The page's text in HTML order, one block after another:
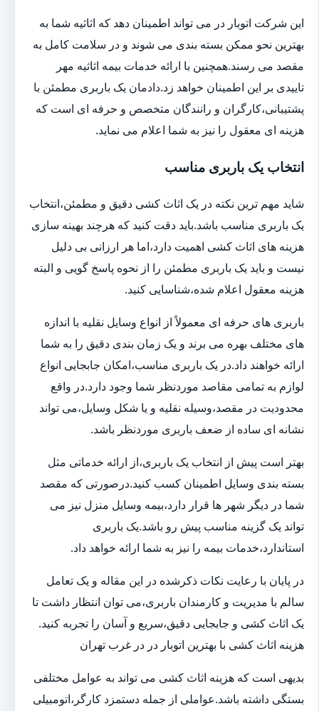
این شرکت اتوبار در می تواند اطمینان دهد که اثاثیه شما به
بهترین نحو ممکن بسته بندی می شوند و در سلامت کامل به
مقصد می رسند.همچنین با ارائه خدمات بیمه اثاثیه مهر
تاییدی بر این اطمینان خواهد زد.دادمان یک باربری مطمئن با
پشتیبانی،کارگران و رانندگان متخصص و حرفه ای است که
هزینه ای معقول را نیز به شما اعلام می نماید.
انتخاب یک باربری مناسب
شاید مهم ترین نکته در یک اثاث کشی دقیق و مطمئن،انتخاب
یک باربری مناسب باشد.باید دقت کنید که هرچند بهینه سازی
هزینه های اثاث کشی اهمیت دارد،اما هر ارزانی بی دلیل
نیست و باید یک باربری مطمئن را از نحوه پاسخ گویی و البته
هزینه معقول اعلام شده،شناسایی کنید.
باربری های حرفه ای معمولاً از انواع وسایل نقلیه با اندازه
های مختلف بهره می برند و یک زمان بندی دقیق را به شما
ارائه خواهند داد.در یک باربری مناسب،امکان جابجایی انواع
لوازم به تمامی مقاصد موردنظر شما وجود دارد.در واقع
محدودیت در مقصد،وسیله نقلیه و یا شکل وسایل،می تواند
نشانه ای ساده از ضعف باربری موردنظر باشد.
بهتر است پیش از انتخاب یک باربری،از ارائه خدماتی مثل
بسته بندی وسایل اطمینان کسب کنید.درصورتی که مقصد
شما در دیگر شهر ها قرار دارد،بیمه وسایل منزل نیز می
تواند یک گزینه مناسب پیش رو باشد.یک باربری
استاندارد،خدمات بیمه را نیز به شما ارائه خواهد داد.
در پایان با رعایت نکات ذکرشده در این مقاله و یک تعامل
سالم با مدیریت و کارمندان باربری،می توان انتظار داشت تا
یک اثاث کشی و جابجایی دقیق،سریع و آسان را تجربه کنید.
هزینه اثاث کشی با بهترین اتوبار در در غرب تهران
بدیهی است که هزینه اثاث کشی می تواند به عوامل مختلفی
بستگی داشته باشد.عواملی از جمله دستمزد کارگر،اتومبیلی